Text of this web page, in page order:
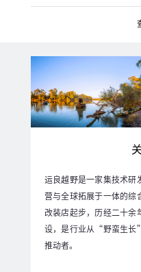
运良越野是一家集技术研
营与全球拓展于一体的综
改装店起步，历经二十余
设，是行业从“野蛮生
推动者。